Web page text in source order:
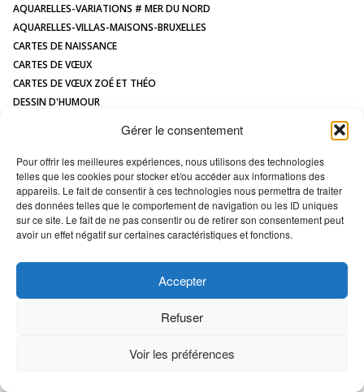
Gérer le consentement
Pour offrir les meilleures expériences, nous utilisons des technologies
telles que les cookies pour stocker et/ou accéder aux informations des
appareils. Le fait de consentir à ces technologies nous permettra de traiter
des données telles que le comportement de navigation ou les ID uniques
sur ce site. Le fait de ne pas consentir ou de retirer son consentement peut
avoir un effet négatif sur certaines caractéristiques et fonctions.
Accepter
Refuser
Voir les préférences
CONTACT
AQUARELLES-VARIATIONS # MER DU NORD
AQUARELLES-VILLAS-MAISONS-BRUXELLES
CARTES DE NAISSANCE
CARTES DE VŒUX
CARTES DE VŒUX ZOÉ ET THÉO
DESSIN D'HUMOUR
ILLUSTRATIONS JEUNESSE
LOGOS
MAQUETTES / MODÈLES
PORTRAIT DE MAISON